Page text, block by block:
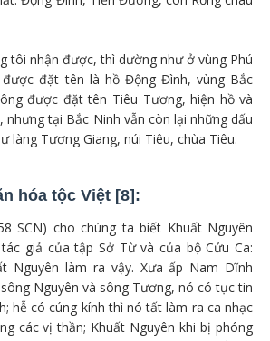
tôi nhận được, thì dường như ở vùng Phú
đặt tên là hồ Động Đình, vùng Bắc
được đặt tên Tiêu Tương, hiện hồ và
nhưng tại Bắc Ninh vẫn còn lại những dấu
làng Tương Giang, núi Tiêu, chùa Tiêu.
hóa tộc Việt [8]:
SCN) cho chúng ta biết Khuất Nguyên
giả của tập Sở Từ và của bộ Cửu Ca:
Nguyên làm ra vậy. Xưa ấp Nam Dĩnh
Nguyên và sông Tương, nó có tục tin
hễ có cúng kính thì nó tất làm ra ca nhạc
các vị thần; Khuất Nguyên khi bị phóng